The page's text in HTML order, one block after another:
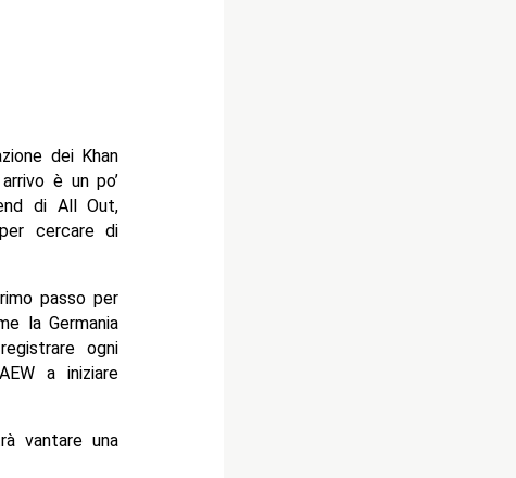
dei Khan
è un po’
di All Out,
cercare di
passo per
la Germania
ogni
a iniziare
vantare una